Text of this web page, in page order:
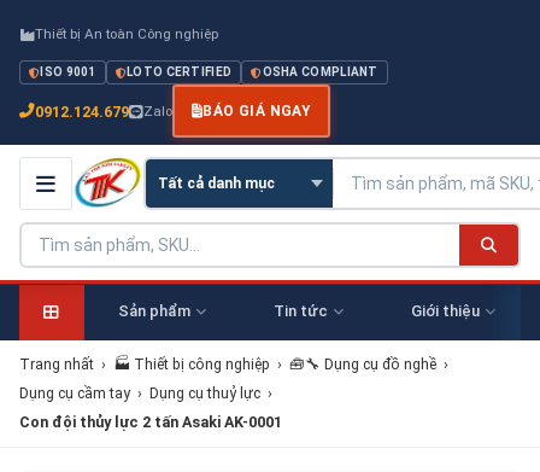
Thiết bị An toàn Công nghiệp
ISO 9001 LOTO CERTIFIED OSHA COMPLIANT
0912.124.679 Zalo BÁO GIÁ NGAY
Sản phẩm Tin tức Giới thiệu
Trang nhất › 🏭 Thiết bị công nghiệp › 🧰🔧 Dụng cụ đồ nghề ›
Dụng cụ cầm tay › Dụng cụ thuỷ lực ›
Con đội thủy lực 2 tấn Asaki AK-0001